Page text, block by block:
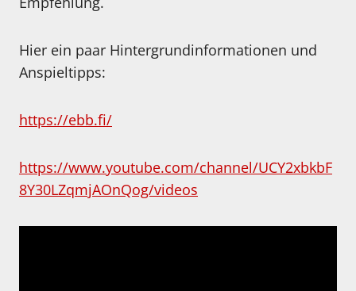
Hier ein paar Hintergrundinformationen und
Anspieltipps:
https://ebb.fi/
https://www.youtube.com/channel/UCY2xbkbF
8Y30LZqmjAOnQog/videos